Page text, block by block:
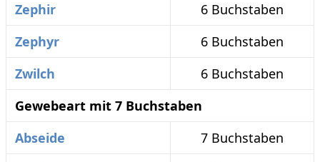
Zephir
6 Buchstaben
Zephyr
6 Buchstaben
Zwilch
6 Buchstaben
Gewebeart mit 7 Buchstaben
Abseide
7 Buchstaben